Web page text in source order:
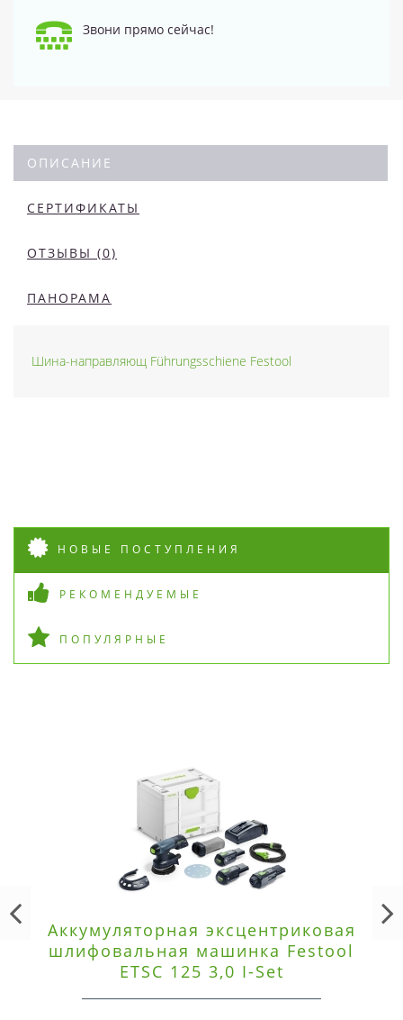
Звони прямо сейчас!
ОПИСАНИЕ
СЕРТИФИКАТЫ
ОТЗЫВЫ (0)
ПАНОРАМА
Шина-направляющ Führungsschiene Festool
НОВЫЕ ПОСТУПЛЕНИЯ
РЕКОМЕНДУЕМЫЕ
ПОПУЛЯРНЫЕ
Аккумуляторная эксцентриковая
шлифовальная машинка Festool
ETSC 125 3,0 I-Set